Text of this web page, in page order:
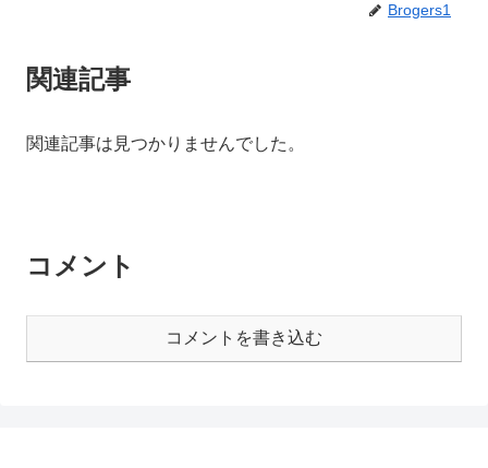
Brogers1
関連記事
関連記事は見つかりませんでした。
コメント
コメントを書き込む